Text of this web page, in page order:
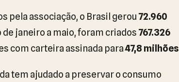
pela associação, o Brasil gerou 72.960
janeiro a maio, foram criados 767.326
com carteira assinada para47,8 milhões
tem ajudado a preservar o consumo